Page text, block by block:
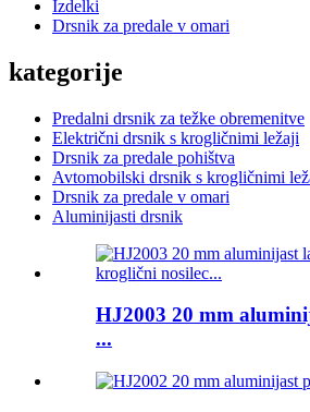
Izdelki
Drsnik za predale v omari
kategorije
Predalni drsnik za težke obremenitve
Električni drsnik s krogličnimi ležaji
Drsnik za predale pohištva
Avtomobilski drsnik s krogličnimi
Drsnik za predale v omari
Aluminijasti drsnik
HJ2003 20 mm
...